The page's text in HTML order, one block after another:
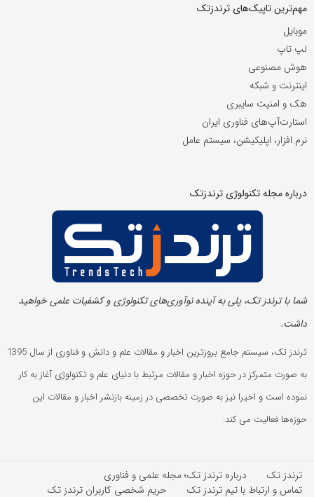
مهم‌ترین تاپیک‌های ترندزتک
موبایل
لپ تاپ
هوش مصنوعی
اینترنت و شبکه
هک و امنیت سایبری
استارت‌آپ‌های فناوری ایران
نرم افزار، اپلیکیشن، سیستم عامل
درباره مجله تکنولوژی ترندزتک
شما با ترندز تک، پلی به آینده‌ نوآوری‌های تکنولوژی و کشفیات علمی خواهید
داشت.
ترندز تک، سیستم جامع بروزترین اخبار و مقالات علم و دانش و فناوری از سال 1395
به صورت متمرکز در حوزه اخبار و مقالات مرتبط با دنیای علم و تکنولوژی آغاز به کار
نموده است و اخیرا نیز به صورت تخصصی در زمینه بازنشر اخبار و مقالات این
حوزه‌ها فعالیت می کند.
ترندز تک
درباره ترندز تک؛ مجله علمی و فناوری
تماس و ارتباط با تیم ترندز تک
حریم شخصی کاربران ترندز تک